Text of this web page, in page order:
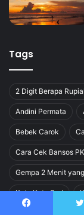
Tags
2 Digit Berapa
Andini Permata
Bebek Carok
Cara Cek Bansos
Gempa 2 Menit
Kata Kata Sad